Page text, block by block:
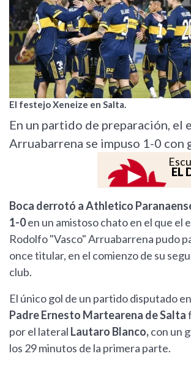
El festejo Xeneize en Salta.
En un partido de preparación, el
Arruabarrena se impuso 1-0 con
EL
Boca derrotó a Athletico
1-0en un amistoso chato en el que el
Rodolfo "Vasco" Arruabarrena pudo
once titular, en el comienzo de su
club.
El único gol de un partido disputado
Padre Ernesto Martearena de Salta
por el lateral Lautaro Blanco,con un
los 29 minutos de la primera parte.